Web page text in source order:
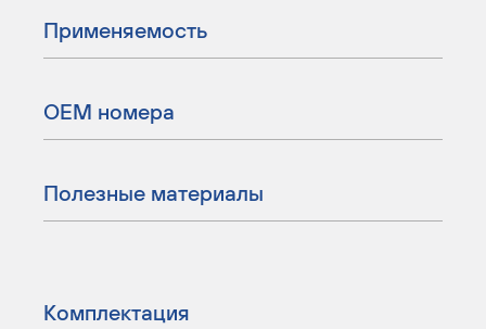
Применяемость
ОЕМ номера
Полезные материалы
Комплектация